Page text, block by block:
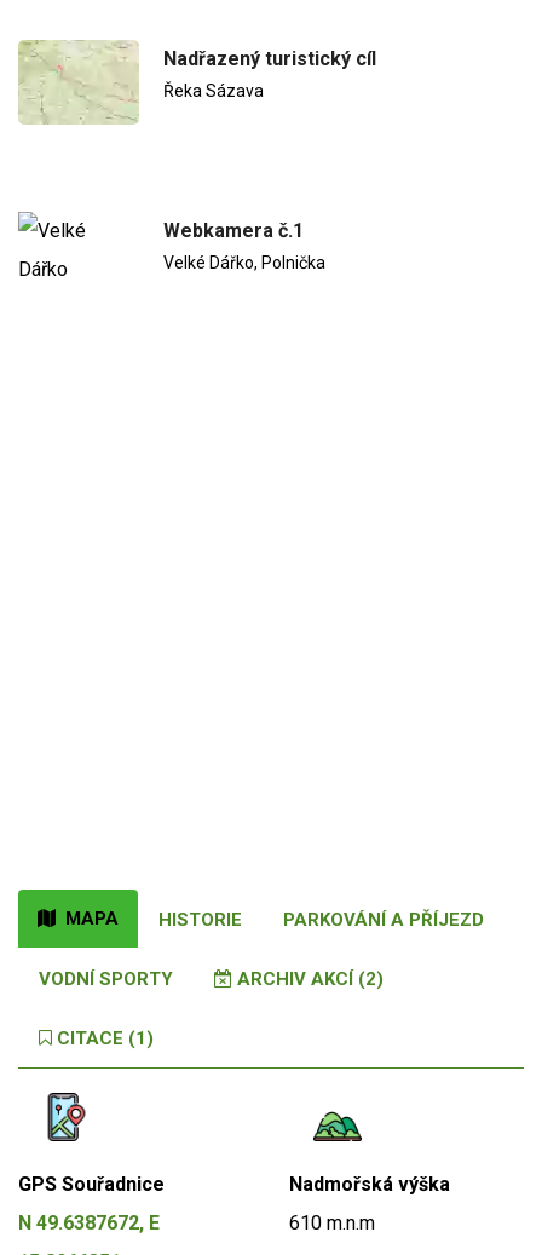
Nadřazený turistický cíl
Řeka Sázava
Webkamera č.1
Velké Dářko, Polnička
MAPA HISTORIE PARKOVÁNÍ A PŘÍJEZD
VODNÍ SPORTY ARCHIV AKCÍ (2)
CITACE (1)
GPS Souřadnice
N 49.6387672, E
Nadmořská výška
610 m.n.m